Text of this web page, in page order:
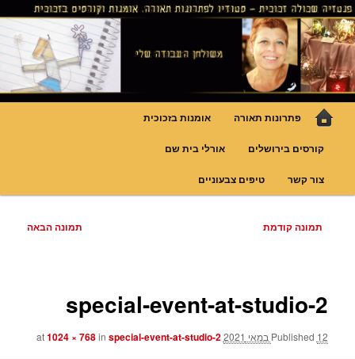
לדלג
לתוכן
פנטזיה – פתרונות תאורה וסטודיו
לויטראז
גופי תאורה אומנותיים בעבודת יד, ויטראזים לחלונות ולמחיצות דקורטיביות, קורסים
בויטראז ובפסיפס
תפריט
פתרונות תאורה אומנות בזכוכית
קורסים בירושלים אורלי בית שם
צור קשר טיפים צבעוניים
ניווט
תמונה קודמת תמונה הבאה
special-event-at-studio-2
Published 12 במאי 2021 at
1024 × 768in special-event-at-studio-2